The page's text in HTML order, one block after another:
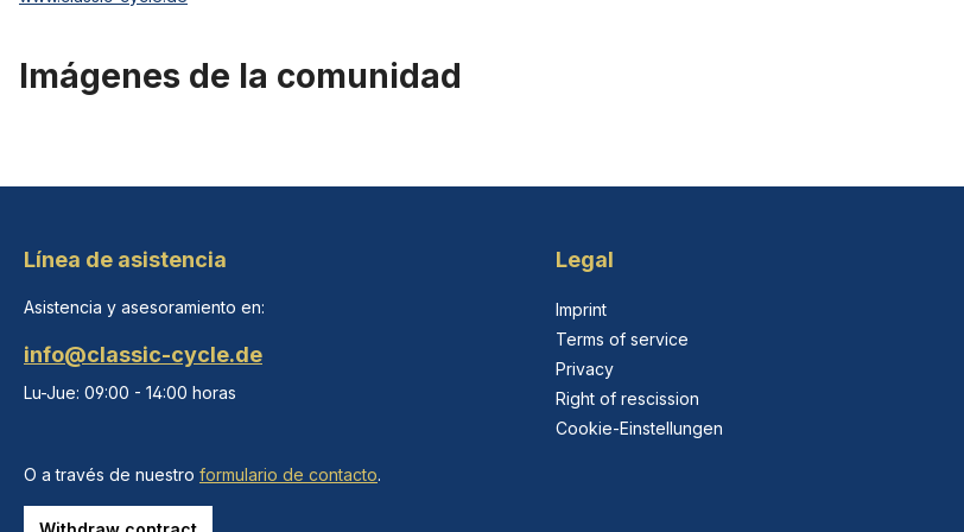
Imágenes de la comunidad
Línea de asistencia
Asistencia y asesoramiento en:
info@classic-cycle.de
Lu-Jue: 09:00 - 14:00 horas
O a través de nuestro formulario de contacto.
Legal
Imprint
Terms of service
Privacy
Right of rescission
Cookie-Einstellungen